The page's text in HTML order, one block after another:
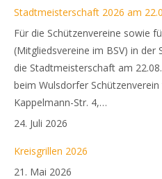
Stadtmeisterschaft 2026 am
Für die Schützenvereine sowie
(Mitgliedsvereine im BSV) in
die Stadtmeisterschaft am
beim Wulsdorfer Schützenverein
Kappelmann-Str. 4,…
24. Juli 2026
Kreisgrillen 2026
21. Mai 2026